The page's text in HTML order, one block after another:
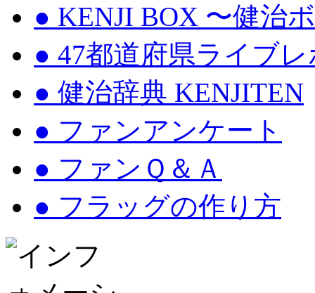
● KENJI BOX 〜健治
● 47都道府県ライブ
● 健治辞典 KENJITEN
● ファンアンケート
● ファンＱ＆Ａ
● フラッグの作り方